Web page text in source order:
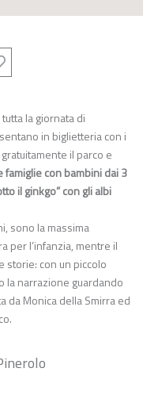
la giornata di
in biglietteria con i
il parco e
famiglie con bambini dai 3
il ginkgo” con gli albi
sono la massima
per l’infanzia, mentre il
storie: con un piccolo
la narrazione guardando
da Monica della Smirra ed